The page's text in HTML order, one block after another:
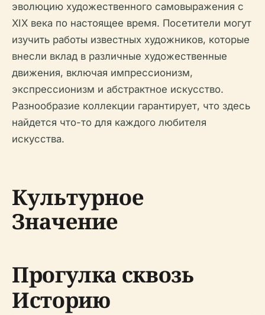
эволюцию художественного самовыражения с
XIX века по настоящее время. Посетители могут
изучить работы известных художников, которые
внесли вклад в различные художественные
движения, включая импрессионизм,
экспрессионизм и абстрактное искусство.
Разнообразие коллекции гарантирует, что здесь
найдется что-то для каждого любителя
искусства.
Культурное
Значение
Прогулка сквозь
Историю